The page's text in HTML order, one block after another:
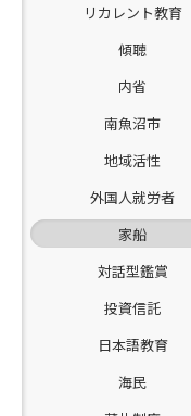
リカレント教育
傾聴
内省
南魚沼市
地域活性
外国人就労者
家船
対話型鑑賞
投資信託
日本語教育
海民